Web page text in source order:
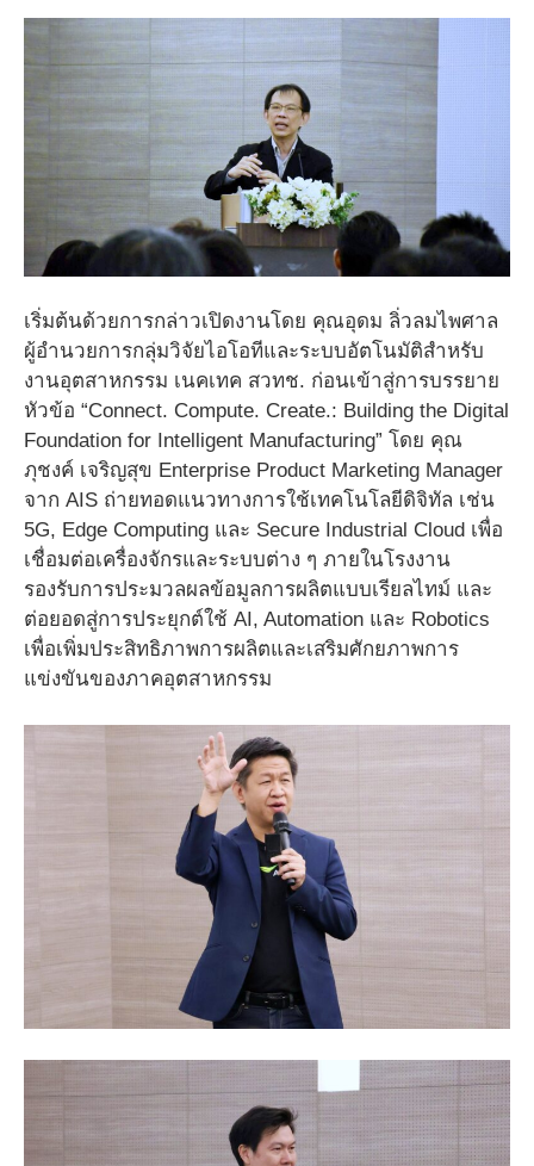
เริ่มต้นด้วยการกล่าวเปิดงานโดย คุณอุดม ลิ่วลมไพศาล
ผู้อำนวยการกลุ่มวิจัยไอโอทีและระบบอัตโนมัติสำหรับ
งานอุตสาหกรรม เนคเทค สวทช. ก่อนเข้าสู่การบรรยาย
หัวข้อ “Connect. Compute. Create.: Building the Digital
Foundation for Intelligent Manufacturing” โดย คุณ
ภุชงค์ เจริญสุข Enterprise Product Marketing Manager
จาก AIS ถ่ายทอดแนวทางการใช้เทคโนโลยีดิจิทัล เช่น
5G, Edge Computing และ Secure Industrial Cloud เพื่อ
เชื่อมต่อเครื่องจักรและระบบต่าง ๆ ภายในโรงงาน
รองรับการประมวลผลข้อมูลการผลิตแบบเรียลไทม์ และ
ต่อยอดสู่การประยุกต์ใช้ AI, Automation และ Robotics
เพื่อเพิ่มประสิทธิภาพการผลิตและเสริมศักยภาพการ
แข่งขันของภาคอุตสาหกรรม